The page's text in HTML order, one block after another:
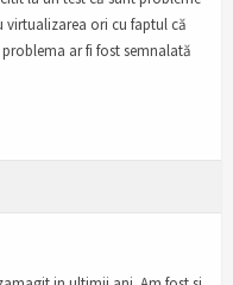
virtualizarea ori cu faptul că
ar fi fost semnalată